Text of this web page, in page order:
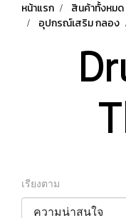
หน้าแรก สินค้าทั้งหมด
อุปกรณ์เสริม กลอง
เรียงตาม